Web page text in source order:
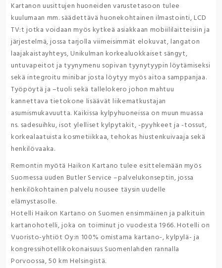
Kartanon uusittujen huoneiden varustetasoon tulee
kuulumaan mm. säädettävä huonekohtainen ilmastointi, LCD
TV:t jotka voidaan myös kytkeä asiakkaan mobiililaitteisiin ja
järjestelmä, jossa tarjolla viimeisimmät elokuvat, langaton
laajakaistayhteys, Unikulman korkealuokkaiset sängyt,
untuvapeitot ja tyynymenu sopivan tyynytyypin löytämiseksi
sekä integroitu minibar josta löytyy myös aitoa samppanjaa.
Työpöytä ja –tuoli sekä tallelokero johon mahtuu
kannettava tietokone lisäävät liikematkustajan
asumismukavuutta. Kaikissa kylpyhuoneissa on muun muassa
ns. sadesuihku, isot ylelliset kylpytakit, -pyyhkeet ja -tossut,
korkealaatuista kosmetiikkaa, tehokas hiustenkuivaaja sekä
henkilövaaka.
Remontin myötä Haikon Kartano tulee esittelemään myös
Suomessa uuden Butler Service –palvelukonseptin, jossa
henkilökohtainen palvelu nousee täysin uudelle
elämystasolle.
Hotelli Haikon Kartano on Suomen ensimmäinen ja palkituin
kartanohotelli, joka on toiminut jo vuodesta 1966. Hotelli on
Vuoristo-yhtiöt Oy:n 100% omistama kartano-, kylpylä- ja
kongressihotellikokonaisuus Suomenlahden rannalla
Porvoossa, 50 km Helsingistä.